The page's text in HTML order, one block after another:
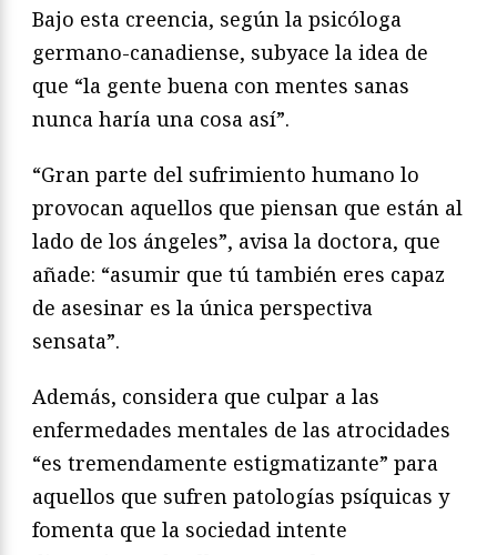
Bajo esta creencia, según la psicóloga
germano-canadiense, subyace la idea de
que “la gente buena con mentes sanas
nunca haría una cosa así”.
“Gran parte del sufrimiento humano lo
provocan aquellos que piensan que están al
lado de los ángeles”, avisa la doctora, que
añade: “asumir que tú también eres capaz
de asesinar es la única perspectiva
sensata”.
Además, considera que culpar a las
enfermedades mentales de las atrocidades
“es tremendamente estigmatizante” para
aquellos que sufren patologías psíquicas y
fomenta que la sociedad intente